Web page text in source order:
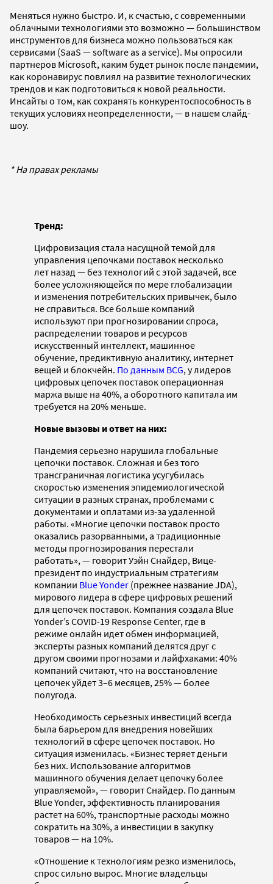
Меняться нужно быстро. И, к счастью, с современными
облачными технологиями это возможно — большинством
инструментов для бизнеса можно пользоваться как
сервисами (SaaS — software as a service). Мы опросили
партнеров Microsoft, каким будет рынок после пандемии,
как коронавирус повлиял на развитие технологических
трендов и как подготовиться к новой реальности.
Инсайты о том, как сохранять конкурентоспособность в
текущих условиях неопределенности, — в нашем слайд-
шоу.
* На правах рекламы
Тренд:
Цифровизация стала насущной темой для
управления цепочками поставок несколько
лет назад — без технологий с этой задачей, все
более усложняющейся по мере глобализации
и изменения потребительских привычек, было
не справиться. Все больше компаний
используют при прогнозировании спроса,
распределении товаров и ресурсов
искусственный интеллект, машинное
обучение, предиктивную аналитику, интернет
вещей и блокчейн. По данным BCG, у лидеров
цифровых цепочек поставок операционная
маржа выше на 40%, а оборотного капитала им
требуется на 20% меньше.
Новые вызовы и ответ на них:
Пандемия серьезно нарушила глобальные
цепочки поставок. Сложная и без того
трансграничная логистика усугубилась
скоростью изменения эпидемиологической
ситуации в разных странах, проблемами с
документами и оплатами из-за удаленной
работы. «Многие цепочки поставок просто
оказались разорванными, а традиционные
методы прогнозирования перестали
работать», — говорит Уэйн Снайдер, Вице-
президент по индустриальным стратегиям
компании Blue Yonder (прежнее название JDA),
мирового лидера в сфере цифровых решений
для цепочек поставок. Компания создала Blue
Yonder’s COVID-19 Response Center, где в
режиме онлайн идет обмен информацией,
эксперты разных компаний делятся друг с
другом своими прогнозами и лайфхаками: 40%
компаний считают, что на восстановление
цепочек уйдет 3–6 месяцев, 25% — более
полугода.
Необходимость серьезных инвестиций всегда
была барьером для внедрения новейших
технологий в сфере цепочек поставок. Но
ситуация изменилась. «Бизнес теряет деньги
без них. Использование алгоритмов
машинного обучения делает цепочку более
управляемой», — говорит Снайдер. По данным
Blue Yonder, эффективность планирования
растет на 60%, транспортные расходы можно
сократить на 30%, а инвестиции в закупку
товаров — на 10%.
«Отношение к технологиям резко изменилось,
спрос сильно вырос. Многие владельцы